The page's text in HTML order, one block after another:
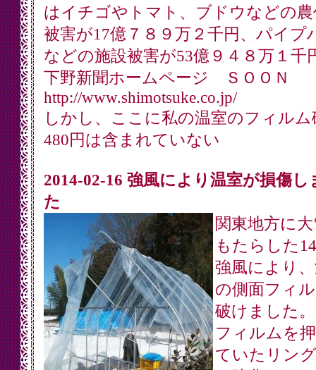
はイチゴやトマト、ブドウなどの農
被害が17億７８９万２千円、パイプ
などの施設被害が53億９４８万１千
下野新聞ホームページ ＳＯＯＮ
http://www.shimotsuke.co.jp/
しかし、ここに私の温室のフィルム
480円は含まれていない
2014-02-16 強風により温室が損傷し
た
関東地方に
もたらした
強風により
の側面フィ
破けました。
フィルムを
ていたリン